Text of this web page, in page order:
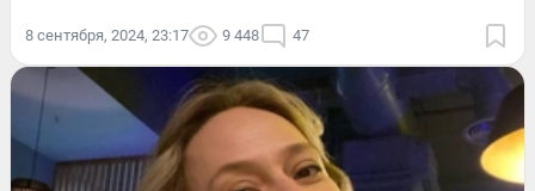
8 сентября, 2024, 23:17 9 448 47